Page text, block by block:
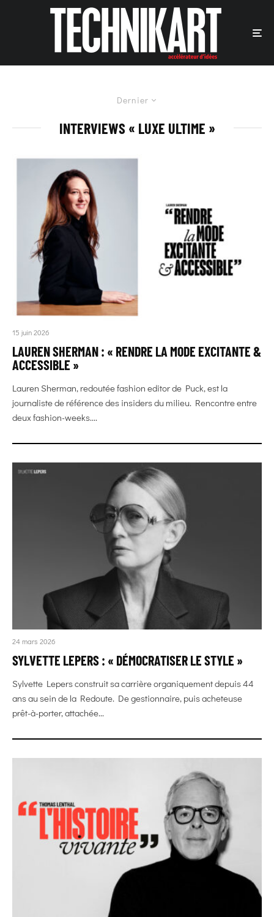
Dernier
INTERVIEWS « LUXE ULTIME »
15 juin 2026
LAUREN SHERMAN : « RENDRE LA MODE EXCITANTE &
ACCESSIBLE »
Lauren Sherman, redoutée fashion editor de Puck, est la
journaliste de référence des insiders du milieu. Rencontre entre
deux fashion-weeks....
24 mars 2026
SYLVETTE LEPERS : « DÉMOCRATISER LE STYLE »
Sylvette Lepers construit sa carrière organiquement depuis 44
ans au sein de la Redoute. De gestionnaire, puis acheteuse
prêt-à-porter, attachée...